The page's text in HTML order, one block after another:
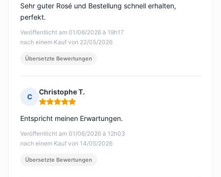
Veröffentlicht am 01/06/2026 à 19h17
nach einem Kauf von 22/05/2026
Sehr guter Rosé und Bestellung schnell erhalten,
perfekt.
Übersetzte Bewertungen
C
Christophe T.
Hinweis: 5 von 5
Veröffentlicht am 01/06/2026 à 12h03
nach einem Kauf von 14/05/2026
Entspricht meinen Erwartungen.
Übersetzte Bewertungen